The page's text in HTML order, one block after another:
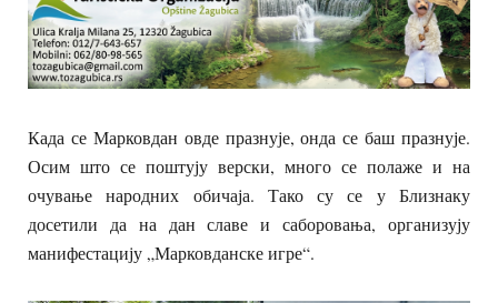
Када се Марковдан овде празнује, онда се баш празнује.
Осим што се поштују верски, много се полаже и на
очување народних обичаја. Тако су се у Близнаку
досетили да на дан славе и саборовања, организују
манифестацију „Марковданске игре“.